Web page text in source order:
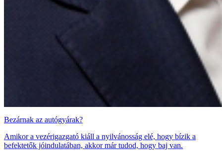
Bezárnak az autógyárak?
Amikor a vezérigazgató kiáll a nyilvánosság elé, hogy bízik a
befektetők jóindulatában, akkor már tudod, hogy baj van.